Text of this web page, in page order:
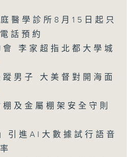
醫學診所8月15日起只
話預約
李家超指北都大學城
男子 大美督對開海面
及金屬棚架安全守則
進AI大數據試行語音